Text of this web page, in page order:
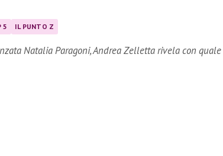
5 IL PUNTO Z
Natalia Paragoni, Andrea Zelletta rivela con quale